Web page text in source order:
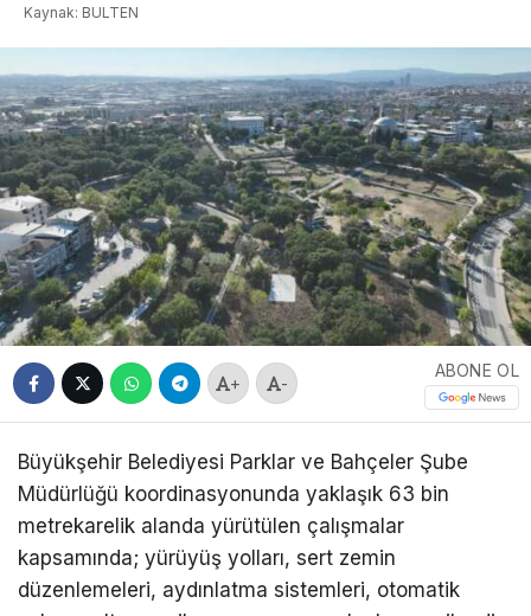
Kaynak: BULTEN
+ -
ABONE OL
Büyükşehir Belediyesi Parklar ve Bahçeler Şube
Müdürlüğü koordinasyonunda yaklaşık 63 bin
metrekarelik alanda yürütülen çalışmalar
kapsamında; yürüyüş yolları, sert zemin
düzenlemeleri, aydınlatma sistemleri, otomatik